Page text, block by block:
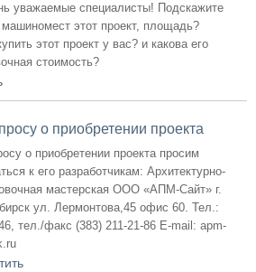
уважаемые специалисты! Подскажите
машиномест этот проект, площадь?
этот проект у вас? и какова его
стоимость?
о приобретении проекта
о приобретении проекта просим
к его разработчикам: Архитектурно-
мастерская ООО «АПМ-Сайт» г.
ул. Лермонтова,45 офис 60. Тел.:
тел./факс (383) 211-21-86 E-mail: apm-